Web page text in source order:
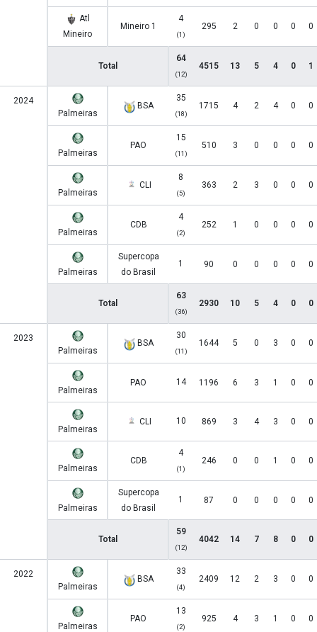
Atl
Mineiro
Mineiro 1
4
(1)
295 2 0 0 0 0
Total
64
(12)
4515 13 5 4 0 1
2024
Palmeiras
BSA
35
(18)
1715 4 2 4 0 0
Palmeiras
PAO
15
(11)
510 3 0 0 0 0
Palmeiras
CLI
8
(5)
363 2 3 0 0 0
Palmeiras
CDB
4
(2)
252 1 0 0 0 0
Palmeiras
Supercopa
do Brasil
1 90 0 0 0 0 0
Total
63
(36)
2930 10 5 4 0 0
2023
Palmeiras
BSA
30
(11)
1644 5 0 3 0 0
Palmeiras
PAO 14 1196 6 3 1 0 0
Palmeiras
CLI 10 869 3 4 3 0 0
Palmeiras
CDB
4
(1)
246 0 0 1 0 0
Palmeiras
Supercopa
do Brasil
1 87 0 0 0 0 0
Total
59
(12)
4042 14 7 8 0 0
2022
Palmeiras
BSA
33
(4)
2409 12 2 3 0 0
Palmeiras
PAO
13
(2)
925 4 3 1 0 0